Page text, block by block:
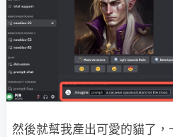
然後就幫我產出可愛的貓了